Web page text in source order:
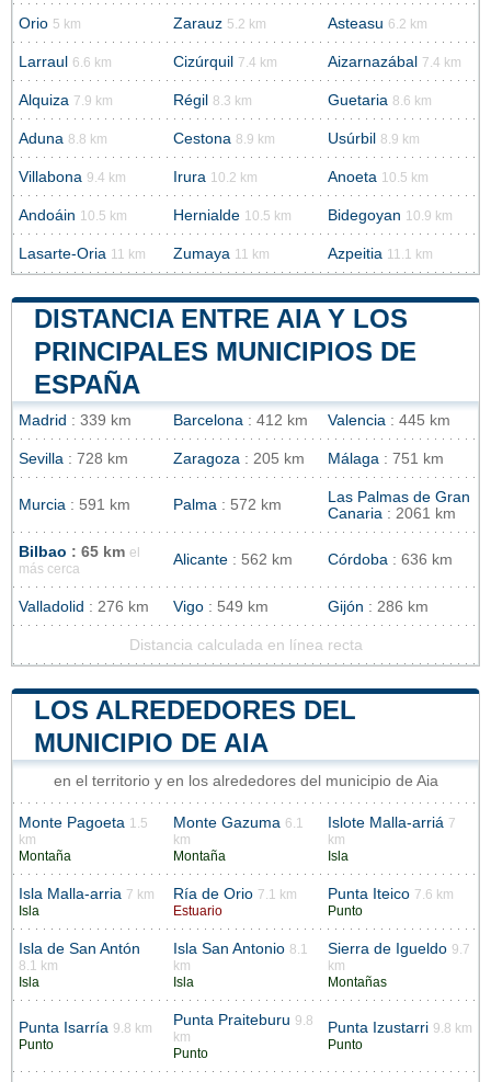
Orio 5 km Zarauz 5.2 km Asteasu 6.2 km
Larraul 6.6 km Cizúrquil 7.4 km Aizarnazábal 7.4 km
Alquiza 7.9 km Régil 8.3 km Guetaria 8.6 km
Aduna 8.8 km Cestona 8.9 km Usúrbil 8.9 km
Villabona 9.4 km Irura 10.2 km Anoeta 10.5 km
Andoáin 10.5 km Hernialde 10.5 km Bidegoyan 10.9 km
Lasarte-Oria 11 km Zumaya 11 km Azpeitia 11.1 km
DISTANCIA ENTRE AIA Y LOS
PRINCIPALES MUNICIPIOS DE
ESPAÑA
Madrid : 339 km Barcelona : 412 km Valencia : 445 km
Sevilla : 728 km Zaragoza : 205 km Málaga : 751 km
Murcia : 591 km Palma : 572 km
Las Palmas de Gran
Canaria : 2061 km
Bilbao : 65 km el
más cerca
Alicante : 562 km Córdoba : 636 km
Valladolid : 276 km Vigo : 549 km Gijón : 286 km
Distancia calculada en línea recta
LOS ALREDEDORES DEL
MUNICIPIO DE AIA
en el territorio y en los alrededores del municipio de Aia
Monte Pagoeta 1.5
km
Montaña
Monte Gazuma 6.1
km
Montaña
Islote Malla-arriá 7
km
Isla
Isla Malla-arria 7 km
Isla
Ría de Orio 7.1 km
Estuario
Punta Iteico 7.6 km
Punto
Isla de San Antón
8.1 km
Isla
Isla San Antonio 8.1
km
Isla
Sierra de Igueldo 9.7
km
Montañas
Punta Isarría 9.8 km
Punto
Punta Praiteburu 9.8
km
Punto
Punta Izustarri 9.8 km
Punto